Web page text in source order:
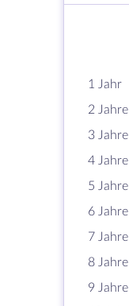
1 Jahr
2 Jahre
3 Jahre
4 Jahre
5 Jahre
6 Jahre
7 Jahre
8 Jahre
9 Jahre